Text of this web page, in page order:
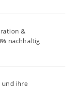
&
nachhaltig
und ihre